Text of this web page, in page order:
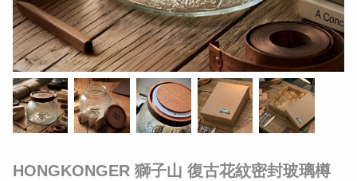
HONGKONGER 獅子山 復古花紋密封玻璃樽